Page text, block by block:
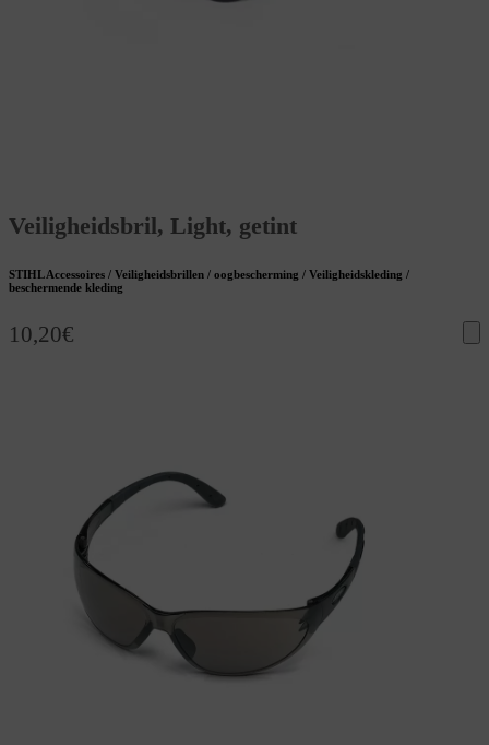
Veiligheidsbril, Light, getint
STIHL Accessoires / Veiligheidsbrillen / oogbescherming / Veiligheidskleding /
beschermende kleding
10,20€